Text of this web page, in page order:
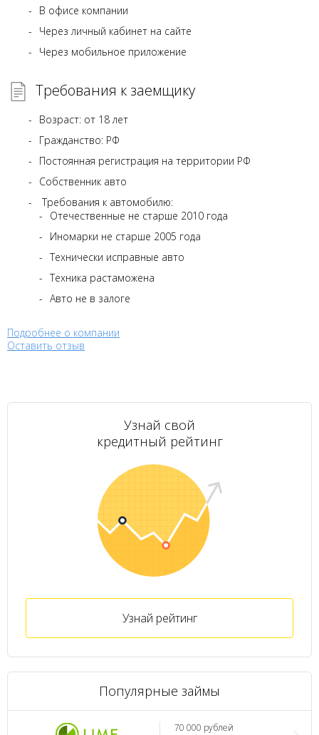
В офисе компании
Через личный кабинет на сайте
Через мобильное приложение
Требования к заемщику
Возраст: от 18 лет
Гражданство: РФ
Постоянная регистрация на территории РФ
Собственник авто
Требования к автомобилю:
Отечественные не старше 2010 года
Иномарки не старше 2005 года
Технически исправные авто
Техника растаможена
Авто не в залоге
Подробнее о компании
Оставить отзыв
Узнай свой
кредитный рейтинг
Узнай рейтинг
Популярные займы
70 000 рублей